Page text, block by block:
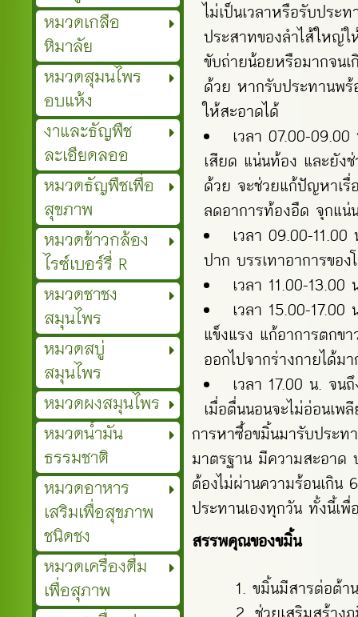
หมวดเกลือ
หิมาลัย
หมวดสุมนไพร
อบแห้ง
งาและธัญพืช
ละเอียดลออ
หมวดธัญพืชเพื่อ
สุขภาพ
หมวดข้าวกล้อง
ไรซ์เบอร์รี่ R
หมวดชาชง
สมุนไพร
หมวดสบู่
สมุนไพร
หมวดผงสมุนไพร
หมวดน้ำมัน
ธรรมชาติ
หมวดอาหาร
เสริมเพื่อสุขภาพ
ชนิดชง
หมวดเครื่องดื่ม
เพื่อสุภาพ
ไม่เป็นเวลาหรือรับปร
ประสาทของลำไส้ใหญ่
ขับถ่ายน้อยหรือมากจนเ
ด้วย หากรับประทานพร้
ให้สะอาดได้
เวลา 07.00-
เสียด แน่นท้อง และยัง
ด้วย จะช่วยแก้ปัญหาเรื่
ลดอาการท้องอืด จุกแน่
เวลา 09.00-
ปาก บรรเทาอาการของ
เวลา 11.00-
เวลา 15.00-
แข็งแรง แก้อาการตกข
ออกไปจากร่างกายได้ม
เวลา 17.00 น. จน
เมื่อตื่นนอนจะไม่อ่อนเ
การหาซื้อขมิ้นมารับประท
มาตรฐาน มีความสะอาด
ต้องไม่ผ่านความร้อนเกิน
ประทานเองทุกวัน ทั้งนี้เ
สรรพคุณของขมิ้น
ขมิ้นมีสารต่อต้า